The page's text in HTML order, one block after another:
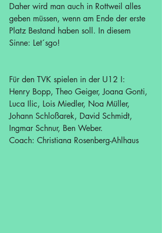
Daher wird man auch in Rottweil alles
geben müssen, wenn am Ende der erste
Platz Bestand haben soll. In diesem
Sinne: Let´sgo!
Für den TVK spielen in der U12 I:
Henry Bopp, Theo Geiger, Joana Gonti,
Luca Ilic, Lois Miedler, Noa Müller,
Johann Schloßarek, David Schmidt,
Ingmar Schnur, Ben Weber.
Coach: Christiana Rosenberg-Ahlhaus